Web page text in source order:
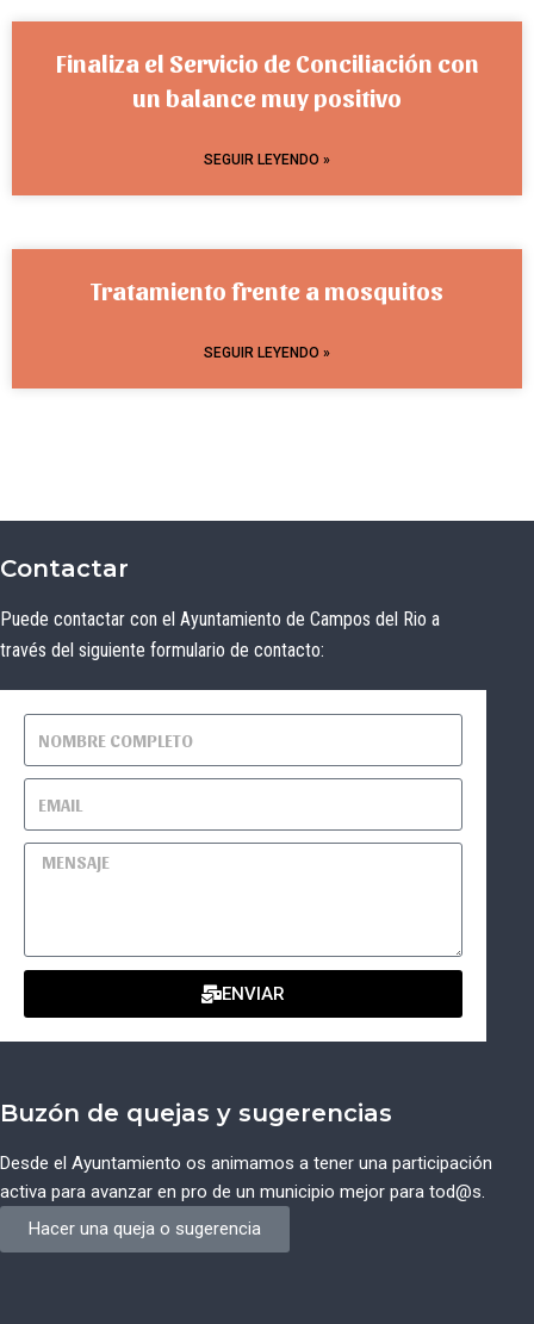
Finaliza el Servicio de Conciliación con
un balance muy positivo
SEGUIR LEYENDO »
Tratamiento frente a mosquitos
SEGUIR LEYENDO »
Contactar
Puede contactar con el Ayuntamiento de Campos del Rio a
través del siguiente formulario de contacto:
ENVIAR
Buzón de quejas y sugerencias
Desde el Ayuntamiento os animamos a tener una participación
activa para avanzar en pro de un municipio mejor para tod@s.
Hacer una queja o sugerencia